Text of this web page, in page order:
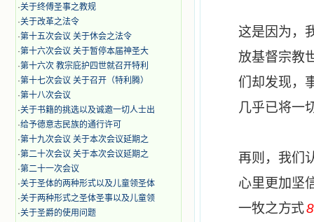
·关于终傅圣事之教规
·关于改革之法令
·第十五次会议 关于休会之法令
·第十六次会议 关于暂停本届神圣大
·第十六次 教宗庇护四世就召开特利
·第十七次会议 关于召开（特利腾）
·第十八次会议
·关于书籍的挑选以及诚邀一切人士出
·给予德意志民族的通行许可
·第十九次会议 关于本次会议延期之
·第二十次会议 关于本次会议延期之
·第二十一次会议
·关于圣体的两种形式以及儿童领圣体
·关于两种形式之圣体圣事以及儿童领
·关于圣爵的使用问题
这是因为，
放基督宗教
们却发现，
几乎已将一
再则，我们
心里更加坚
一牧之方式8